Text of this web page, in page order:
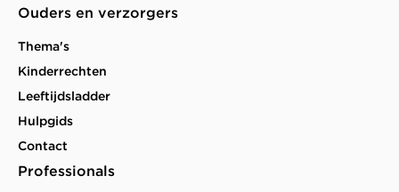
Ouders en verzorgers
Thema's
Kinderrechten
Leeftijdsladder
Hulpgids
Contact
Professionals